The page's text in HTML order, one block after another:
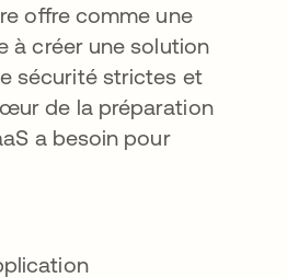
offre comme une
à créer une solution
sécurité strictes et
de la préparation
a besoin pour